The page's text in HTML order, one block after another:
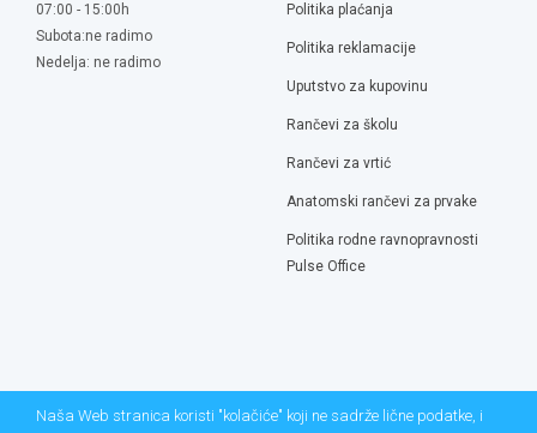
07:00 - 15:00h
Subota:ne radimo
Nedelja: ne radimo
Politika plaćanja
Politika reklamacije
Uputstvo za kupovinu
Rančevi za školu
Rančevi za vrtić
Anatomski rančevi za prvake
Politika rodne ravnopravnosti
Pulse Office
Naša Web stranica koristi "kolačiće" koji ne sadrže lične podatke, i